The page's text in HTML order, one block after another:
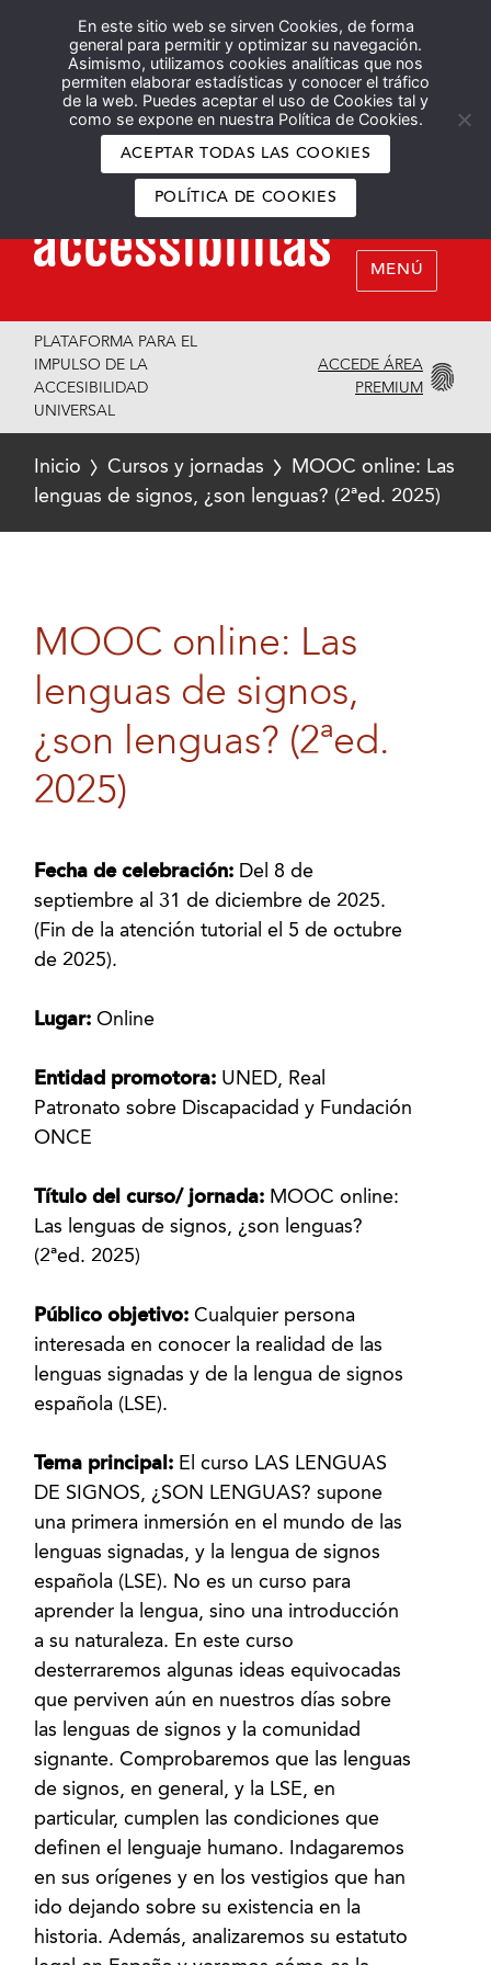
En este sitio web se sirven Cookies, de forma
general para permitir y optimizar su navegación.
Asimismo, utilizamos cookies analíticas que nos
permiten elaborar estadísticas y conocer el tráfico
de la web. Puedes aceptar el uso de Cookies tal y
como se expone en nuestra Política de Cookies.
ACEPTAR TODAS LAS COOKIES
POLÍTICA DE COOKIES
Español English
MENÚ
PLATAFORMA PARA EL
IMPULSO DE LA
ACCESIBILIDAD
UNIVERSAL
ACCEDE ÁREA
PREMIUM
Inicio Cursos y jornadas
MOOC online: Las
lenguas de signos, ¿son lenguas? (2ªed. 2025)
MOOC online: Las
lenguas de signos,
¿son lenguas? (2ªed.
2025)
Fecha de celebración: Del 8 de
septiembre al 31 de diciembre de 2025.
(Fin de la atención tutorial el 5 de octubre
de 2025).
Lugar:Online
Entidad promotora: UNED, Real
Patronato sobre Discapacidad y Fundación
ONCE
Título del curso/ jornada: MOOC online:
Las lenguas de signos, ¿son lenguas?
(2ªed. 2025)
Público objetivo:Cualquier persona
interesada en conocer la realidad de las
lenguas signadas y de la lengua de signos
española (LSE).
Tema principal: El curso LAS LENGUAS
DE SIGNOS, ¿SON LENGUAS? supone
una primera inmersión en el mundo de las
lenguas signadas, y la lengua de signos
española (LSE). No es un curso para
aprender la lengua, sino una introducción
a su naturaleza. En este curso
desterraremos algunas ideas equivocadas
que perviven aún en nuestros días sobre
las lenguas de signos y la comunidad
signante. Comprobaremos que las lenguas
de signos, en general, y la LSE, en
particular, cumplen las condiciones que
definen el lenguaje humano. Indagaremos
en sus orígenes y en los vestigios que han
ido dejando sobre su existencia en la
historia. Además, analizaremos su estatuto